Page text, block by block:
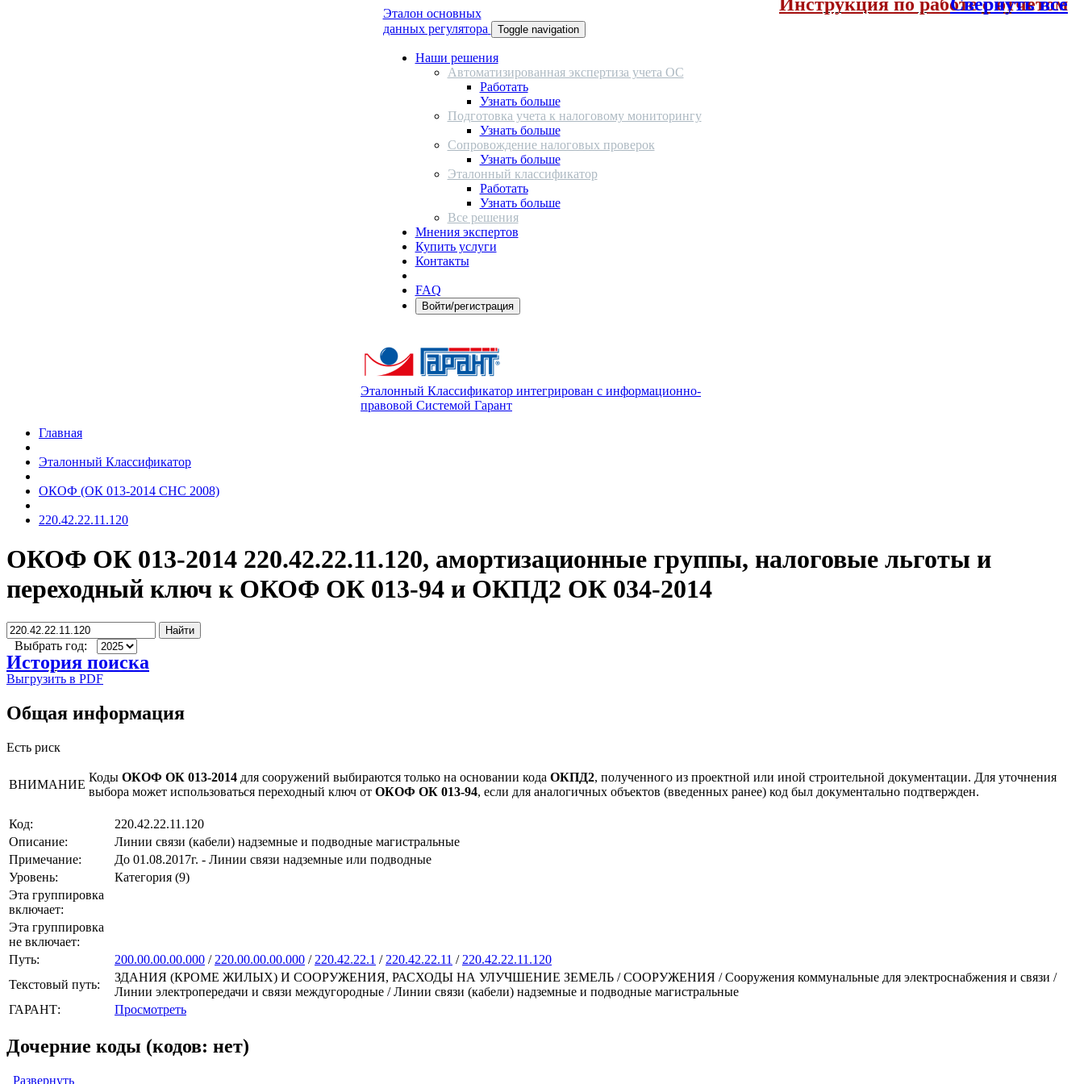
Эталон основных
данных регулятора
Toggle navigation
Наши решения
Автоматизированная экспертиза учета ОС
Работать
Узнать больше
Подготовка учета к налоговому мониторингу
Узнать больше
Сопровождение налоговых проверок
Узнать больше
Эталонный классификатор
Работать
Узнать больше
Все решения
Мнения экспертов
Купить услуги
Контакты
FAQ
Войти/регистрация
Эталонный Классификатор интегрирован с информационно-
правовой Системой Гарант
Главная
Эталонный Классификатор
ОКОФ (ОК 013-2014 СНС 2008)
220.42.22.11.120
ОКОФ ОК 013-2014 220.42.22.11.120, амортизационные группы, налоговые льготы и
переходный ключ к ОКОФ ОК 013-94 и ОКПД2 ОК 034-2014
Найти
Выбрать год:
История поиска
Выгрузить в PDF
Общая информация
Есть риск
ВНИМАНИЕ
Коды ОКОФ ОК 013-2014 для сооружений выбираются только на основании кода ОКПД2, полученного из проектной или иной строительной документации. Для уточнения
выбора может использоваться переходный ключ от ОКОФ ОК 013-94, если для аналогичных объектов (введенных ранее) код был документально подтвержден.
Код:
220.42.22.11.120
Описание:
Линии связи (кабели) надземные и подводные магистральные
Примечание:
До 01.08.2017г. - Линии связи надземные или подводные
Уровень:
Категория (9)
Эта группировка
включает:
Эта группировка
не включает:
Путь:
200.00.00.00.000 / 220.00.00.00.000 / 220.42.22.1 / 220.42.22.11 / 220.42.22.11.120
Текстовый путь:
ЗДАНИЯ (КРОМЕ ЖИЛЫХ) И СООРУЖЕНИЯ, РАСХОДЫ НА УЛУЧШЕНИЕ ЗЕМЕЛЬ / СООРУЖЕНИЯ / Сооружения коммунальные для электроснабжения и связи /
Линии электропередачи и связи междугородные / Линии связи (кабели) надземные и подводные магистральные
ГАРАНТ:
Просмотреть
Дочерние коды (кодов: нет)
Развернуть